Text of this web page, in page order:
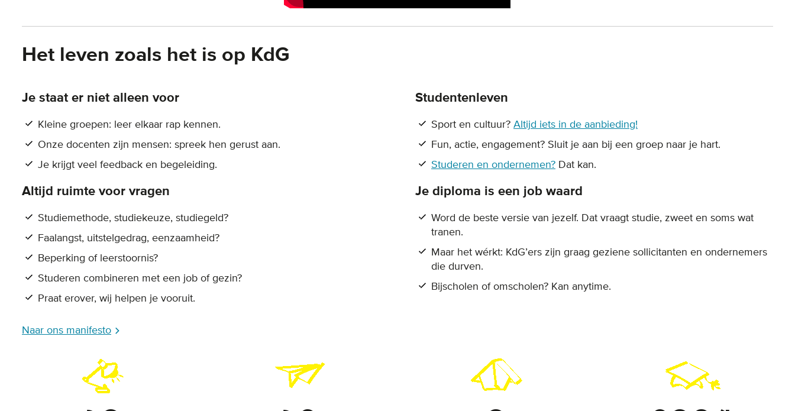
Het leven zoals het is op KdG
Je staat er niet alleen voor
Kleine groepen: leer elkaar rap kennen.
Onze docenten zijn mensen: spreek hen gerust aan.
Je krijgt veel feedback en begeleiding.
Altijd ruimte voor vragen
Studiemethode, studiekeuze, studiegeld?
Faalangst, uitstelgedrag, eenzaamheid?
Beperking of leerstoornis?
Studeren combineren met een job of gezin?
Praat erover, wij helpen je vooruit.
Studentenleven
Sport en cultuur? Altijd iets in de aanbieding!
Fun, actie, engagement? Sluit je aan bij een groep naar je hart.
Studeren en ondernemen? Dat kan.
Je diploma is een job waard
Word de beste versie van jezelf. Dat vraagt studie, zweet en soms wat
tranen.
Maar het wérkt: KdG’ers zijn graag geziene sollicitanten en ondernemers
die durven.
Bijscholen of omscholen? Kan anytime.
Naar ons manifesto